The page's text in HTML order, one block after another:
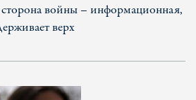
войны – информационная,
верх